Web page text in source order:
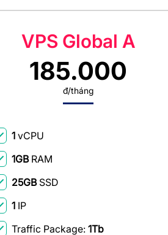
VPS Global A
185.000
đ/tháng
1 vCPU
1GBRAM
25GBSSD
1 IP
Traffic Package: 1Tb